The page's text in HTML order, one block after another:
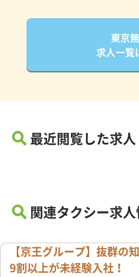
東京
求人一覧
最近閲覧した求人
関連タクシー求
【京王グループ】抜群の
9割以上が未経験入社！